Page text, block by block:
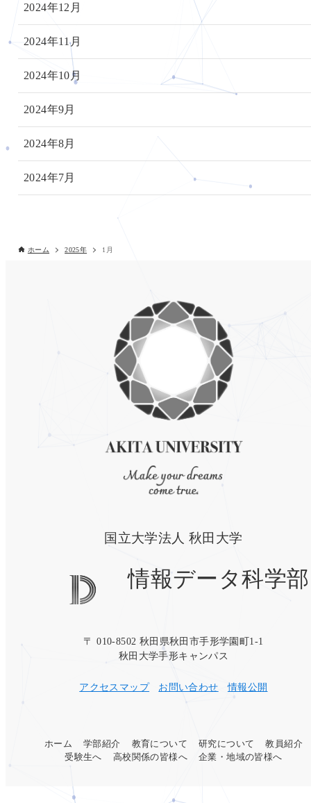
2024年12月
2024年11月
2024年10月
2024年9月
2024年8月
2024年7月
ホーム 2025年 1月
国立大学法人 秋田大学
情報データ科学部
〒 010-8502 秋田県秋田市手形学園町1-1
秋田大学手形キャンパス
アクセスマップ お問い合わせ 情報公開
ホーム 学部紹介 教育について 研究について
教員紹介
受験生へ
高校関係の皆様へ 企業・地域の皆様へ